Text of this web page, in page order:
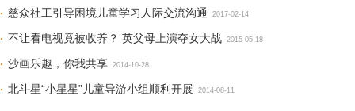
慈众社工引导困境儿童学习人际交流沟通 2017-02-14
不让看电视竟被收养？ 英父母上演夺女大战 2015-05-18
沙画乐趣，你我共享 2014-10-28
北斗星“小星星”儿童导游小组顺利开展 2014-08-11